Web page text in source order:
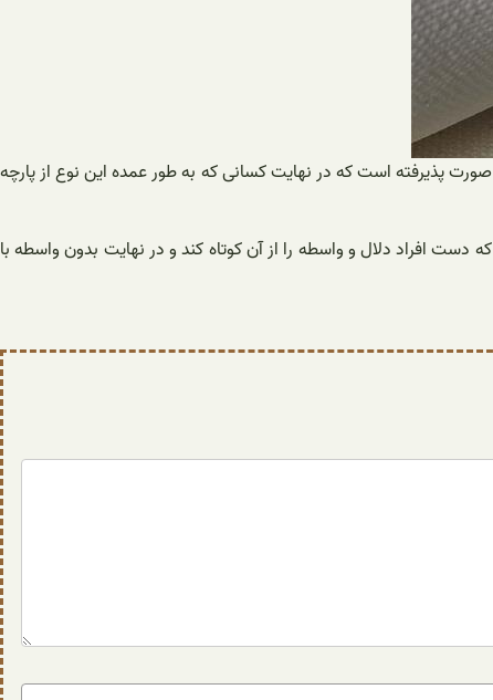
پذیرفته است که در نهایت کسانی که به طور عمده این نوع از پارچه
دست افراد دلال و واسطه را از آن کوتاه کند و در نهایت بدون واسطه با